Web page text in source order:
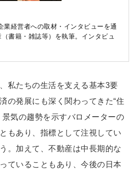
業経営者への取材・インタビューを通
書籍・雑誌等）を執筆。インタビュ
私たちの生活を支える基本3要
の発展にも深く関わってきた“住
景気の趨勢を示すバロメーターの
もあり、指標として注視してい
。加えて、不動産は中長期的な
ていることもあり、今後の日本